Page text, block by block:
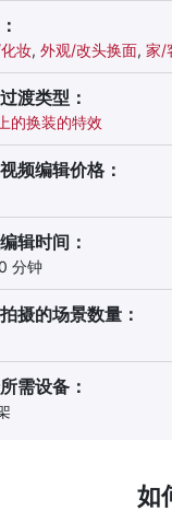
妆, 外观/改头换面, 家/
渡类型：
的换装的特效
频编辑价格：
辑时间：
分钟
摄的场景数量：
需设备：
如